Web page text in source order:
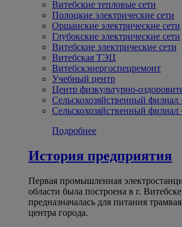
Витебские тепловые сети
Полоцкие электрические сети
Оршанские электрические сети
Глубокские электрические сети
Витебские электрические сети
Витебская ТЭЦ
Витебскэнергоспецремонт
Учебный центр
Центр физкультурно-
Сельскохозяйственный
Сельскохозяйственный филиал
Подробнее
История предприятия
Первая промышленная
области была построена в г.
предназначалась для питания
центра города.